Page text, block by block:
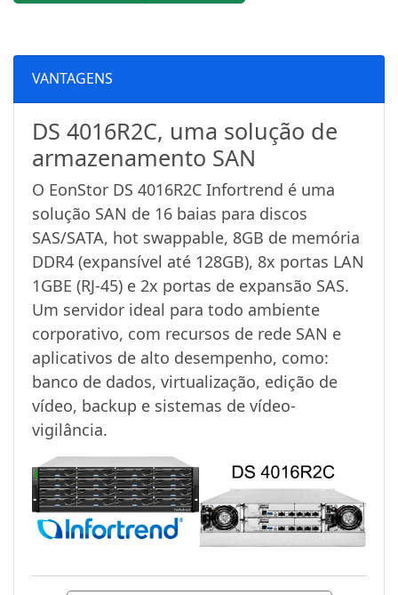
VANTAGENS
DS 4016R2C, uma solução de
armazenamento SAN
O EonStor DS 4016R2C Infortrend é uma
solução SAN de 16 baias para discos
SAS/SATA, hot swappable, 8GB de memória
DDR4 (expansível até 128GB), 8x portas LAN
1GBE (RJ-45) e 2x portas de expansão SAS.
Um servidor ideal para todo ambiente
corporativo, com recursos de rede SAN e
aplicativos de alto desempenho, como:
banco de dados, virtualização, edição de
vídeo, backup e sistemas de vídeo-
vigilância.